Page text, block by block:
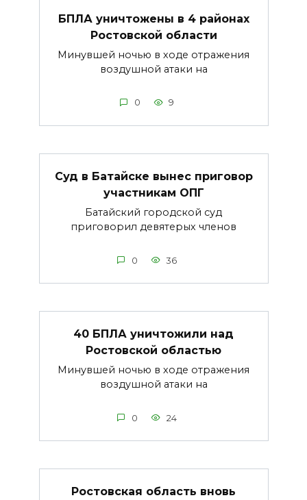
БПЛА уничтожены в 4 районах
Ростовской области
Минувшей ночью в ходе отражения
воздушной атаки на
0 9
Суд в Батайске вынес приговор
участникам ОПГ
Батайский городской суд
приговорил девятерых членов
0 36
40 БПЛА уничтожили над
Ростовской областью
Минувшей ночью в ходе отражения
воздушной атаки на
0 24
Ростовская область вновь